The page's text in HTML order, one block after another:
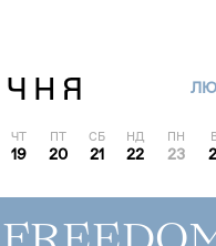
ЧТ
19
ПТ
20
СБ
21
НД
22
ПН
23